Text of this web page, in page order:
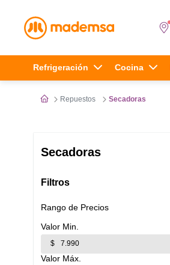
Términos más buscados
.
3. refrigerador
Refrigeración Cocina
Repuestos Secadoras
Secadoras
Filtros
Rango de Precios
$